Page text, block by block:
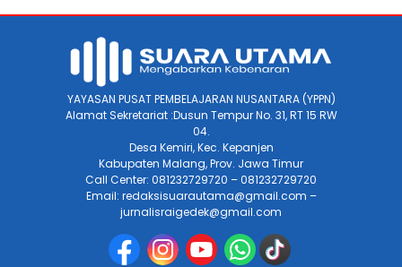
YAYASAN PUSAT PEMBELAJARAN NUSANTARA (YPPN)
Alamat Sekretariat :Dusun Tempur No. 31, RT 15 RW
04.
Desa Kemiri, Kec. Kepanjen
Kabupaten Malang, Prov. Jawa Timur
Call Center: 081232729720 – 081232729720
Email: redaksisuarautama@gmail.com –
jurnalisraigedek@gmail.com